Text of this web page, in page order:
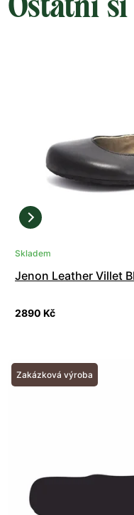
Skladem
Jenon Leather Villet
2890 Kč
Zakázková výroba